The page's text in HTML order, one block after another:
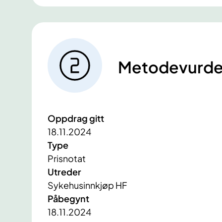
Oppdrag gitt
18.11.2024
Type
Prisnotat
Utreder
Sykehusinnkjøp HF
Påbegynt
18.11.2024